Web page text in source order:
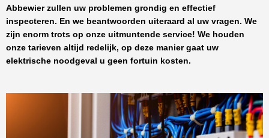
Abbewierzullen uw problemen grondig en effectief
inspecteren. En we beantwoorden uiteraard al uw vragen. We
zijn enorm trots op onze uitmuntende service! We houden
onze tarieven altijd redelijk, op deze manier gaat uw
elektrische noodgeval u geen fortuin kosten.